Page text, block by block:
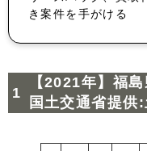
き案件を手がける
【2021年】福
国土交通省提供